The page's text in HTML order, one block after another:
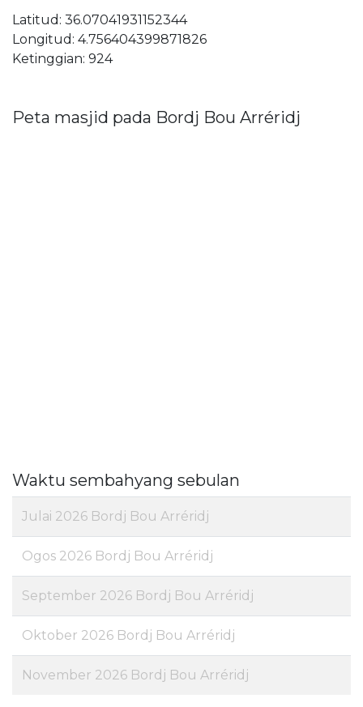
Latitud: 36.07041931152344
Longitud: 4.756404399871826
Ketinggian: 924
Peta masjid pada Bordj Bou Arréridj
Waktu sembahyang sebulan
Julai 2026 Bordj Bou Arréridj
Ogos 2026 Bordj Bou Arréridj
September 2026 Bordj Bou Arréridj
Oktober 2026 Bordj Bou Arréridj
November 2026 Bordj Bou Arréridj